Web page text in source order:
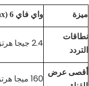
ميزة واي فاي 6 (802.11ax)
نطاقات
التردد
2.4 جيجا هرتز، 5 جيجا هرتز
أقصى عرض
160 ميجا هرتز